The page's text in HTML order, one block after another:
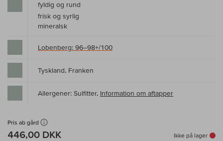
fyldig og rund
frisk og syrlig
mineralsk
Lobenberg: 96–98+/100
Tyskland, Franken
Allergener: Sulfitter, Information om aftapper
Pris ab gård
446,00 DKK Ikke på lager